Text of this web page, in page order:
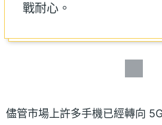
戰耐心。
儘管市場上許多手機已經轉向